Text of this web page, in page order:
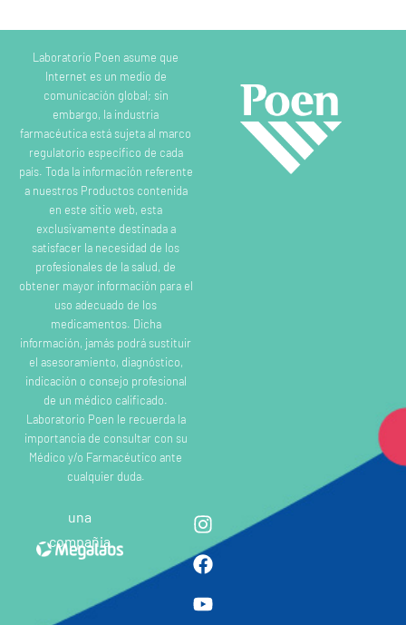
Laboratorio Poen asume que
Internet es un medio de
comunicación global; sin
embargo, la industria
farmacéutica está sujeta al marco
regulatorio específico de cada
país. Toda la información referente
a nuestros Productos contenida
en este sitio web, esta
exclusivamente destinada a
satisfacer la necesidad de los
profesionales de la salud, de
obtener mayor información para el
uso adecuado de los
medicamentos. Dicha
información, jamás podrá sustituir
el asesoramiento, diagnóstico,
indicación o consejo profesional
de un médico calificado.
Laboratorio Poen le recuerda la
importancia de consultar con su
Médico y/o Farmacéutico ante
cualquier duda.
una
compañia